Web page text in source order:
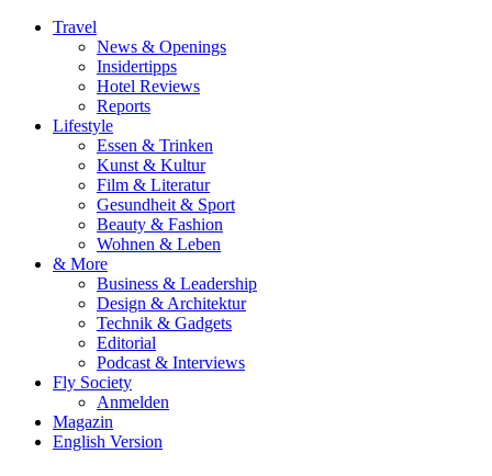
Travel
News & Openings
Insidertipps
Hotel Reviews
Reports
Lifestyle
Essen & Trinken
Kunst & Kultur
Film & Literatur
Gesundheit & Sport
Beauty & Fashion
Wohnen & Leben
& More
Business & Leadership
Design & Architektur
Technik & Gadgets
Editorial
Podcast & Interviews
Fly Society
Anmelden
Magazin
English Version